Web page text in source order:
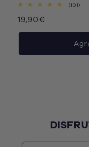
(101)
Precio
habitual
19,90€